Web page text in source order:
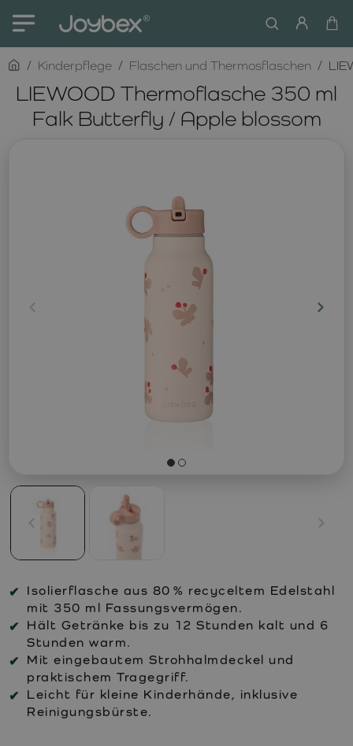
LIEWOOD Thermoflasche 350 ml
Falk Butterfly / Apple blossom
homeKinderpflege Flaschen und Thermosflaschen
Isolierflasche aus 80 % recyceltem Edelstahl
mit 350 ml Fassungsvermögen.
Hält Getränke bis zu 12 Stunden kalt und 6
Stunden warm.
Mit eingebautem Strohhalmdeckel und
praktischem Tragegriff.
Leicht für kleine Kinderhände, inklusive
Reinigungsbürste.